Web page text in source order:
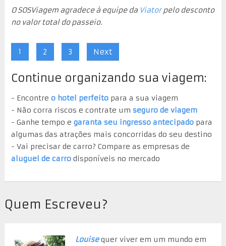
O SOSViagem agradece à equipe da Viatorpelo desconto
no valor total do passeio.
1 2 3 Next
Continue organizando sua viagem:
- Encontre o hotel perfeitopara a sua viagem
- Não corra riscos e contrate um seguro de viagem
- Ganhe tempo e garanta seu ingresso antecipadopara
algumas das atrações mais concorridas do seu destino
- Vai precisar de carro? Compare as empresas de
aluguel de carrodisponíveis no mercado
Quem Escreveu?
Louisequer viver em um mundo em